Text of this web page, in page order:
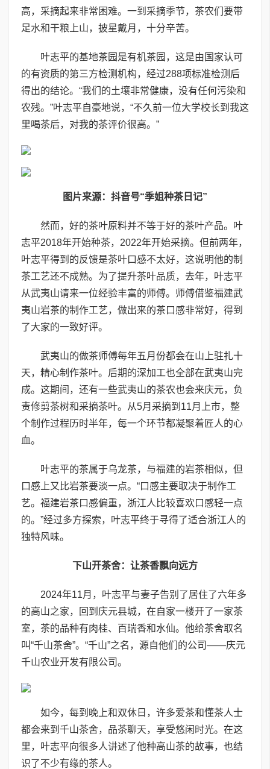
高，采摘起来非常困难。一到采摘季节，茶农们要带
足水和干粮上山，披星戴月，十分辛苦。
叶志平的基地茶园是有机茶园，这是由国家认可
的有资质的第三方检测机构，经过288项标准检测后
得出的结论。“我们的土壤非常健康，没有任何污染和
农残。”叶志平自豪地说，“不久前一位大学校长到我这
里喝茶后，对我的茶评价很高。”
图片来源：抖音号“季姐种茶日记”
然而，好的茶叶原料并不等于好的茶叶产品。叶
志平2018年开始种茶，2022年开始采摘。但前两年，
叶志平得到的反馈是茶叶口感不太好，这说明他的制
茶工艺还不成熟。为了提升茶叶品质，去年，叶志平
从武夷山请来一位经验丰富的师傅。师傅借鉴福建武
夷山岩茶的制作工艺，做出来的茶口感非常好，得到
了大家的一致好评。
武夷山的做茶师傅每年五月份都会在山上驻扎十
天，精心制作茶叶。后期的深加工也全部在武夷山完
成。这期间，还有一些武夷山的茶农也会来庆元，负
责修剪茶树和采摘茶叶。从5月采摘到11月上市，整
个制作过程历时半年，每一个环节都凝聚着匠人的心
血。
叶志平的茶属于乌龙茶，与福建的岩茶相似，但
口感上又比岩茶要淡一点。“口感主要取决于制作工
艺。福建岩茶口感偏重，浙江人比较喜欢口感轻一点
的。”经过多方探索，叶志平终于寻得了适合浙江人的
独特风味。
下山开茶舍：让茶香飘向远方
2024年11月，叶志平与妻子告别了居住了六年多
的高山之家，回到庆元县城，在自家一楼开了一家茶
室，茶的品种有肉桂、百瑞香和水仙。他给茶舍取名
叫“千山茶舍”。“千山”之名，源自他们的公司——庆元
千山农业开发有限公司。
如今，每到晚上和双休日，许多爱茶和懂茶人士
都会来到千山茶舍，品茶聊天，享受悠闲时光。在这
里，叶志平向很多人讲述了他种高山茶的故事，也结
识了不少有缘的茶人。